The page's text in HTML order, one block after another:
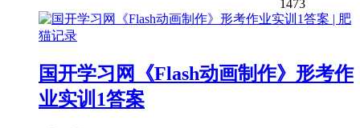
1473
国开学习网《Flash动画制作》形考作
业实训1答案